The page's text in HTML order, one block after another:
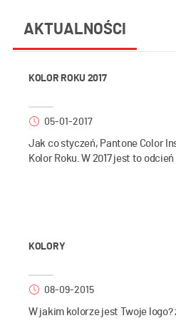
AKTUALNOŚCI
KOLOR ROKU 2017
05-01-2017
Jak co styczeń, Pantone Color
Kolor Roku. W 2017 jest to
KOLORY
08-09-2015
W jakim kolorze jest Twoje